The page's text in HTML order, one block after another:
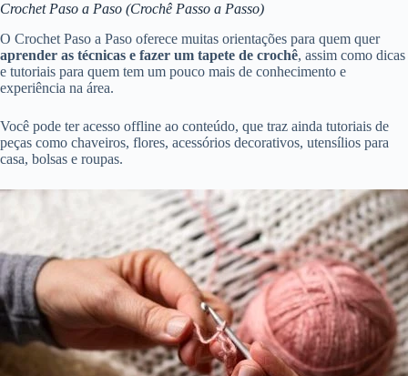
Crochet Paso a Paso (Crochê Passo a Passo)
O Crochet Paso a Paso oferece muitas orientações para quem quer
aprender as técnicas e fazer um tapete de crochê, assim como dicas
e tutoriais para quem tem um pouco mais de conhecimento e
experiência na área.
Você pode ter acesso offline ao conteúdo, que traz ainda tutoriais de
peças como chaveiros, flores, acessórios decorativos, utensílios para
casa, bolsas e roupas.